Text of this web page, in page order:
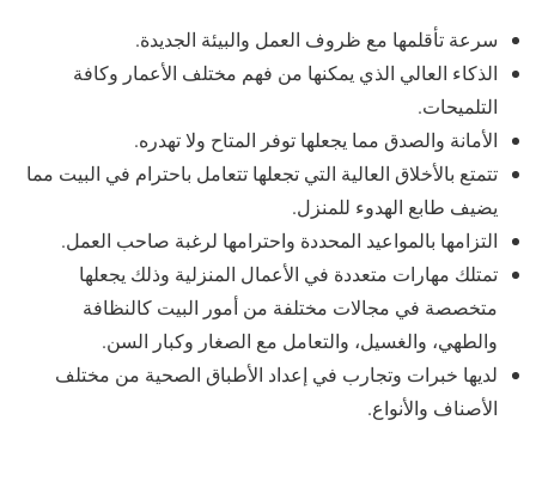
سرعة تأقلمها مع ظروف العمل والبيئة الجديدة.
الذكاء العالي الذي يمكنها من فهم مختلف الأعمار وكافة
التلميحات.
الأمانة والصدق مما يجعلها توفر المتاح ولا تهدره.
تتمتع بالأخلاق العالية التي تجعلها تتعامل باحترام في البيت مما
يضيف طابع الهدوء للمنزل.
التزامها بالمواعيد المحددة واحترامها لرغبة صاحب العمل.
تمتلك مهارات متعددة في الأعمال المنزلية وذلك يجعلها
متخصصة في مجالات مختلفة من أمور البيت كالنظافة
والطهي، والغسيل، والتعامل مع الصغار وكبار السن.
لديها خبرات وتجارب في إعداد الأطباق الصحية من مختلف
الأصناف والأنواع.